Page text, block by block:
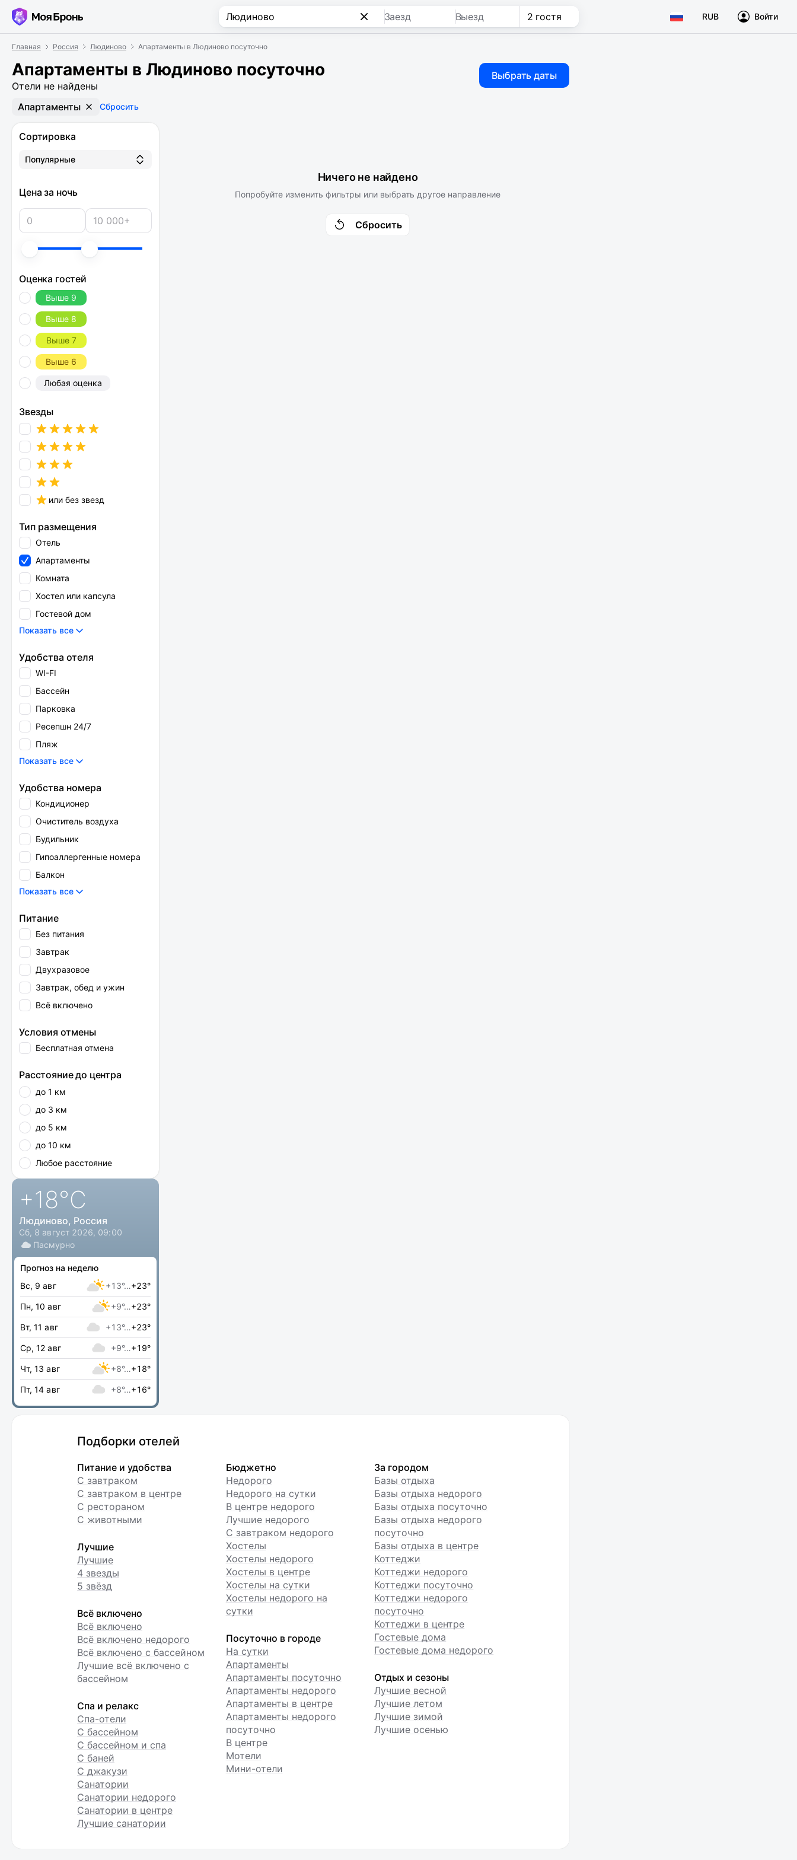
Заезд Выезд 2 гостя RUB Войти
Главная Россия Людиново Апартаменты в Людиново посуточно
Апартаменты в Людиново посуточно
Отели не найдены
Выбрать даты
Апартаменты Сбросить
Сортировка
Популярные
Цена за ночь
Оценка гостей
Выше 9
Выше 8
Выше 7
Выше 6
Любая оценка
Звезды
или без звезд
Тип размещения
Отель
Апартаменты
Комната
Хостел или капсула
Гостевой дом
Показать все
Удобства отеля
WI-FI
Бассейн
Парковка
Ресепшн 24/7
Пляж
Показать все
Удобства номера
Кондиционер
Очиститель воздуха
Будильник
Гипоаллергенные номера
Балкон
Показать все
Питание
Без питания
Завтрак
Двухразовое
Завтрак, обед и ужин
Всё включено
Условия отмены
Бесплатная отмена
Расстояние до центра
до 1 км
до 3 км
до 5 км
до 10 км
Любое расстояние
+18°C
Людиново, Россия
Сб, 8 август 2026, 09:00
Пасмурно
Прогноз на неделю
Вс, 9 авг
+13°…+23°
Пн, 10 авг +9°…+23°
Вт, 11 авг +13°…+23°
Ср, 12 авг +9°…+19°
Чт, 13 авг +8°…+18°
Пт, 14 авг +8°…+16°
Ничего не найдено
Попробуйте изменить фильтры или выбрать другое направление
Сбросить
Подборки отелей
Питание и удобства
С завтраком
С завтраком в центре
С рестораном
С животными
Лучшие
Лучшие
4 звезды
5 звёзд
Всё включено
Всё включено
Всё включено недорого
Всё включено с бассейном
Лучшие всё включено с
бассейном
Спа и релакс
Спа-отели
С бассейном
С бассейном и спа
С баней
С джакузи
Санатории
Санатории недорого
Санатории в центре
Лучшие санатории
Бюджетно
Недорого
Недорого на сутки
В центре недорого
Лучшие недорого
С завтраком недорого
Хостелы
Хостелы недорого
Хостелы в центре
Хостелы на сутки
Хостелы недорого на
сутки
Посуточно в городе
На сутки
Апартаменты
Апартаменты посуточно
Апартаменты недорого
Апартаменты в центре
Апартаменты недорого
посуточно
В центре
Мотели
Мини-отели
За городом
Базы отдыха
Базы отдыха недорого
Базы отдыха посуточно
Базы отдыха недорого
посуточно
Базы отдыха в центре
Коттеджи
Коттеджи недорого
Коттеджи посуточно
Коттеджи недорого
посуточно
Коттеджи в центре
Гостевые дома
Гостевые дома недорого
Отдых и сезоны
Лучшие весной
Лучшие летом
Лучшие зимой
Лучшие осенью